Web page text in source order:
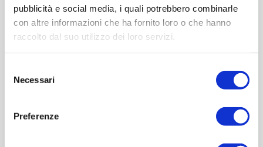
pubblicità e social media, i quali potrebbero combinarle
con altre informazioni che ha fornito loro o che hanno
raccolto dal suo utilizzo dei loro servizi.
delNecessari
Preferenze